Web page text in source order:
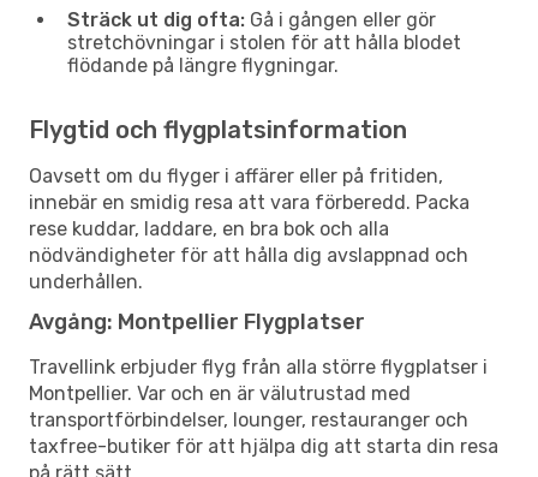
Sträck ut dig ofta: Gå i gången eller gör
stretchövningar i stolen för att hålla blodet
flödande på längre flygningar.
Flygtid och flygplatsinformation
Oavsett om du flyger i affärer eller på fritiden,
innebär en smidig resa att vara förberedd. Packa
rese kuddar, laddare, en bra bok och alla
nödvändigheter för att hålla dig avslappnad och
underhållen.
Avgång: Montpellier Flygplatser
Travellink erbjuder flyg från alla större flygplatser i
Montpellier. Var och en är välutrustad med
transportförbindelser, lounger, restauranger och
taxfree-butiker för att hjälpa dig att starta din resa